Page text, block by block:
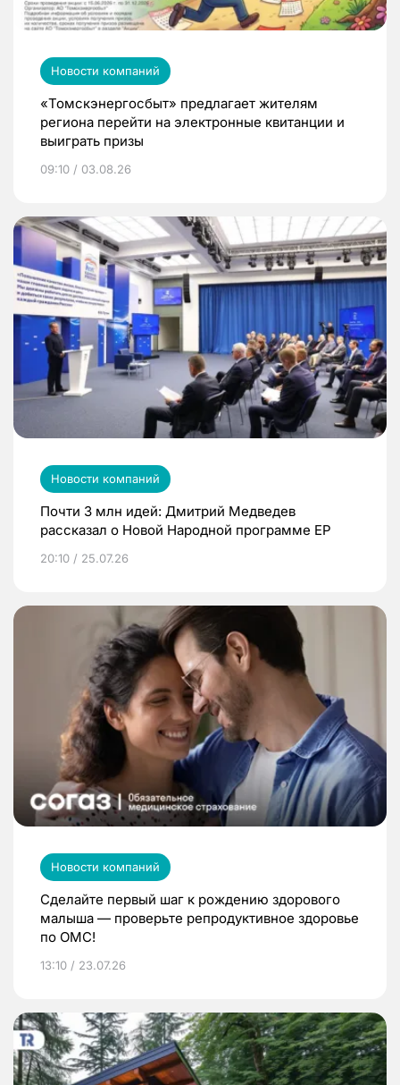
Новости компаний
«Томскэнергосбыт» предлагает жителям
региона перейти на электронные квитанции и
выиграть призы
09:10 / 03.08.26
Новости компаний
Почти 3 млн идей: Дмитрий Медведев
рассказал о Новой Народной программе ЕР
20:10 / 25.07.26
Новости компаний
Сделайте первый шаг к рождению здорового
малыша — проверьте репродуктивное здоровье
по ОМС!
13:10 / 23.07.26